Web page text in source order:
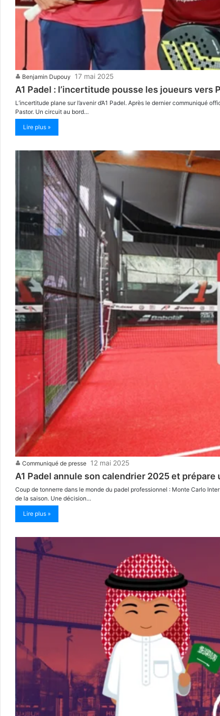
Benjamin Dupouy 17 mai 2025
A1 Padel : l’incertitude pousse les joueurs vers
L’incertitude plane sur l’avenir d’A1 Padel. Après le dernier communiqué
Pastor. Un circuit au bord…
Lire plus »
Communiqué de presse 12 mai 2025
A1 Padel annule son calendrier 2025 et
Coup de tonnerre dans le monde du padel professionnel : Monte Carlo
de la saison. Une décision…
Lire plus »